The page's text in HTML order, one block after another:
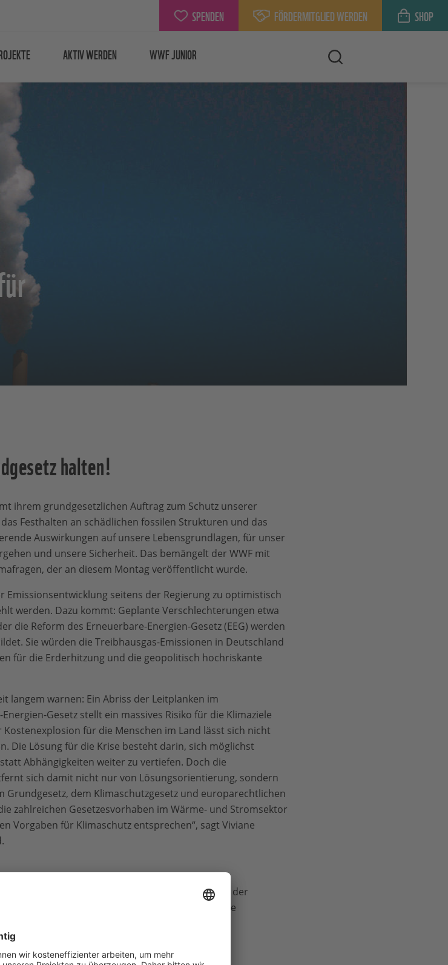
SPENDEN FÖRDERMITGLIED WERDEN SHOP
AKTIV WERDEN WWF JUNIOR
halten!
ihrem grundgesetzlichen Auftrag zum Schutz unserer
Festhalten an schädlichen fossilen Strukturen und das
Auswirkungen auf unsere Lebensgrundlagen, für unser
und unsere Sicherheit. Das bemängelt der WWF mit
der an diesem Montag veröffentlicht wurde.
Emissionsentwicklung seitens der Regierung zu optimistisch
werden. Dazu kommt: Geplante Verschlechterungen etwa
die Reform des Erneuerbare-Energien-Gesetz (EEG) werden
Sie würden die Treibhausgas-Emissionen in Deutschland
für die Erderhitzung und die geopolitisch hochriskante
langem warnen: Ein Abriss der Leitplanken im
Gesetz stellt ein massives Risiko für die Klimaziele
für die Menschen im Land lässt sich nicht
Die Lösung für die Krise besteht darin, sich möglichst
Abhängigkeiten weiter zu vertiefen. Doch die
sich damit nicht nur von Lösungsorientierung, sondern
Grundgesetz, dem Klimaschutzgesetz und europarechtlichen
zahlreichen Gesetzesvorhaben im Wärme- und Stromsektor
Vorgaben für Klimaschutz entsprechen“, sagt Viviane
des Klimaschutzgesetzes die Berechnung der
Im Zentrum stehen die Fragen, ob die
und die Klimaziele erreicht werden.